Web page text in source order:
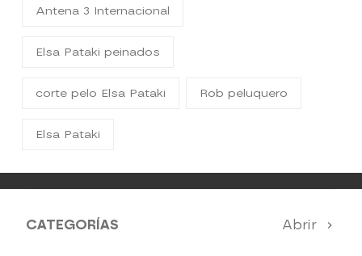
Antena 3 Internacional
Elsa Pataki peinados
corte pelo Elsa Pataki Rob peluquero
Elsa Pataki
CATEGORÍAS Abrir